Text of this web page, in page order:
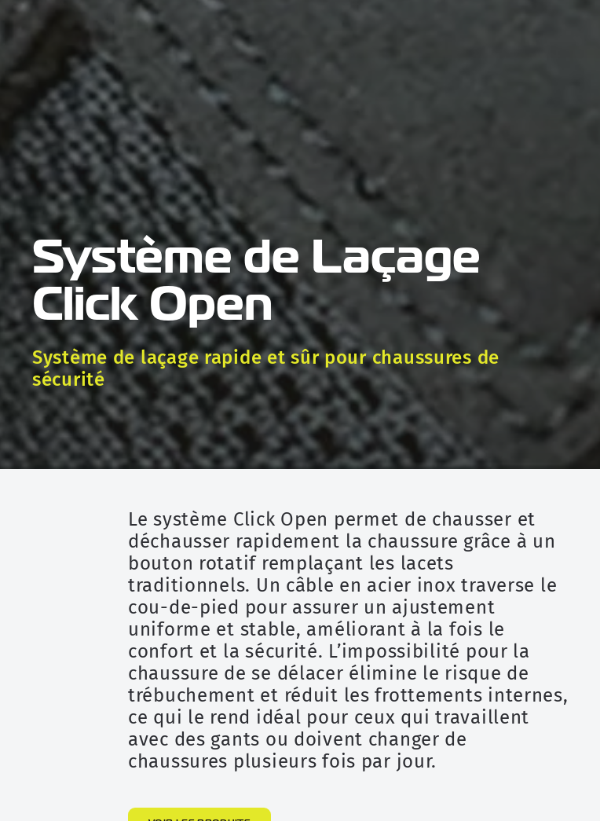
Système de Laçage
Click Open
Système de laçage rapide et sûr pour chaussures de
sécurité
Le système Click Open permet de chausser et
déchausser rapidement la chaussure grâce à un
bouton rotatif remplaçant les lacets
traditionnels. Un câble en acier inox traverse le
cou-de-pied pour assurer un ajustement
uniforme et stable, améliorant à la fois le
confort et la sécurité. L’impossibilité pour la
chaussure de se délacer élimine le risque de
trébuchement et réduit les frottements internes,
ce qui le rend idéal pour ceux qui travaillent
avec des gants ou doivent changer de
chaussures plusieurs fois par jour.